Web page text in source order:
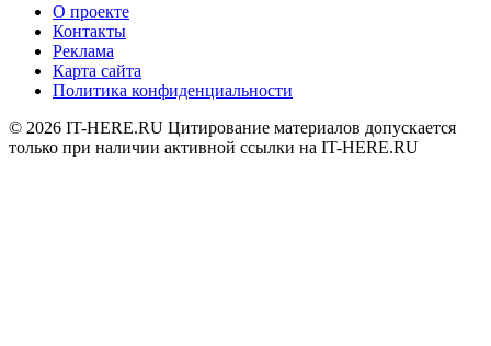
О проекте
Контакты
Реклама
Карта сайта
Политика конфиденциальности
© 2026 IT-HERE.RU Цитирование материалов допускается
только при наличии активной ссылки на IT-HERE.RU